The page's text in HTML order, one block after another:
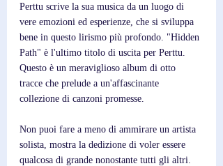
Perttu scrive la sua musica da un luogo di
vere emozioni ed esperienze, che si sviluppa
bene in questo lirismo più profondo. "Hidden
Path" è l'ultimo titolo di uscita per Perttu.
Questo è un meraviglioso album di otto
tracce che prelude a un'affascinante
collezione di canzoni promesse.
Non puoi fare a meno di ammirare un artista
solista, mostra la dedizione di voler essere
qualcosa di grande nonostante tutti gli altri.